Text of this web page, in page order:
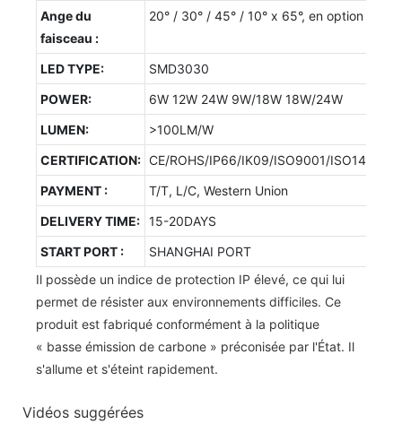
Ange du
faisceau :
20° / 30° / 45° / 10° x 65°, en option
LED TYPE:
SMD3030
POWER:
6W 12W 24W 9W/18W 18W/24W
LUMEN:
>100LM/W
CERTIFICATION: CE/ROHS/IP66/IK09/ISO9001/ISO14001/
PAYMENT :
T/T, L/C, Western Union
DELIVERY TIME: 15-20DAYS
START PORT :
SHANGHAI PORT
Il possède un indice de protection IP élevé, ce qui lui
permet de résister aux environnements difficiles. Ce
produit est fabriqué conformément à la politique
« basse émission de carbone » préconisée par l'État. Il
s'allume et s'éteint rapidement.
Vidéos suggérées